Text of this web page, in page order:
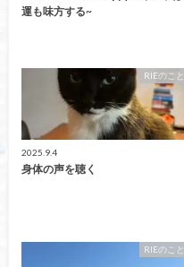
運も味方する~
RIEのこと
2025.9.4
身体の声を聴く
RIEのこと